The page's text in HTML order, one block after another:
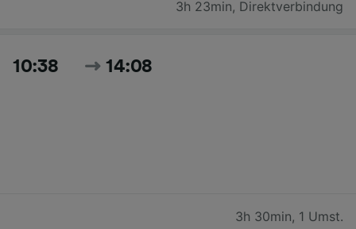
3h 23min, Direktverbindung
10:38 14:08
3h 30min, 1 Umst.